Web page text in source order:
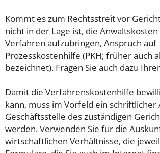
Kommt es zum Rechtsstreit vor
nicht in der Lage ist, die
Verfahren aufzubringen, Anspruch auf
Prozesskostenhilfe (PKH; früher auch
bezeichnet). Fragen Sie auch dazu
Damit die Verfahrenskostenhilfe
kann, muss im Vorfeld ein schriftlicher
Geschäftsstelle des zuständigen
werden. Verwenden Sie für die
wirtschaftlichen Verhältnisse, die